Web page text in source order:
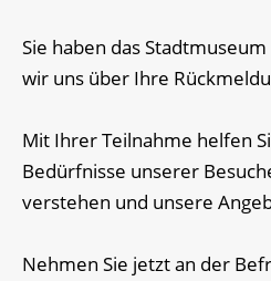
Sie haben das
wir uns über Ihre
Mit Ihrer Teilnahme helfen
Bedürfnisse unserer
verstehen und unsere
Nehmen Sie jetzt an der